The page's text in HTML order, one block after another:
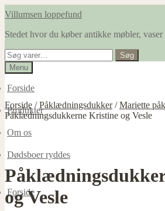
Spring
navigation
Spring
indhold
Villumsen loppefund
Stedet hvor du køber antikke møbler, vaser
Søg
efter:
Søg
Menu
Forside
Produkter
Om os
Dødsboer ryddes
Forside
Forside /Påklædningsdukker/Mariette
Påklædningsdukkerne Kristine og Vesle
og Vesle